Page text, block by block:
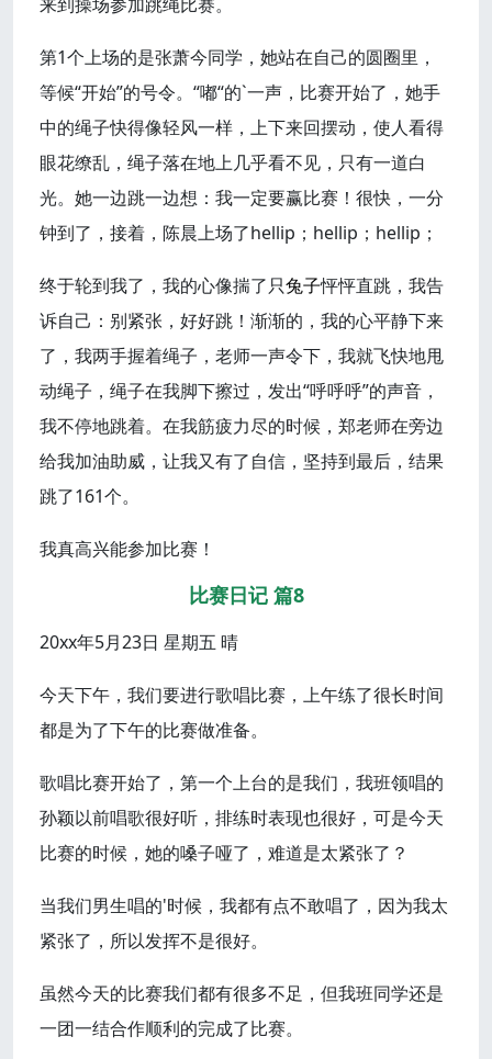
第1个上场的是张萧今同学，她站在自己的圆圈里，
等候“开始”的号令。“嘟“的`一声，比赛开始了，她手
中的绳子快得像轻风一样，上下来回摆动，使人看得
眼花缭乱，绳子落在地上几乎看不见，只有一道白
光。她一边跳一边想：我一定要赢比赛！很快，一分
钟到了，接着，陈晨上场了hellip；hellip；hellip；
终于轮到我了，我的心像揣了只兔子怦怦直跳，我告
诉自己：别紧张，好好跳！渐渐的，我的心平静下来
了，我两手握着绳子，老师一声令下，我就飞快地甩
动绳子，绳子在我脚下擦过，发出“呼呼呼”的声音，
我不停地跳着。在我筋疲力尽的时候，郑老师在旁边
给我加油助威，让我又有了自信，坚持到最后，结果
跳了161个。
我真高兴能参加比赛！
比赛日记 篇8
20xx年5月23日 星期五 晴
今天下午，我们要进行歌唱比赛，上午练了很长时间
都是为了下午的比赛做准备。
歌唱比赛开始了，第一个上台的是我们，我班领唱的
孙颖以前唱歌很好听，排练时表现也很好，可是今天
比赛的时候，她的嗓子哑了，难道是太紧张了？
当我们男生唱的'时候，我都有点不敢唱了，因为我太
紧张了，所以发挥不是很好。
虽然今天的比赛我们都有很多不足，但我班同学还是
一团一结合作顺利的完成了比赛。